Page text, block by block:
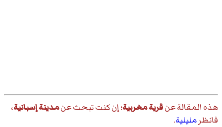
هذه المقالة عنقرية مغربية؛ إن كنت تبحث عنمدينة إسبانية،
فانظرمليلية.